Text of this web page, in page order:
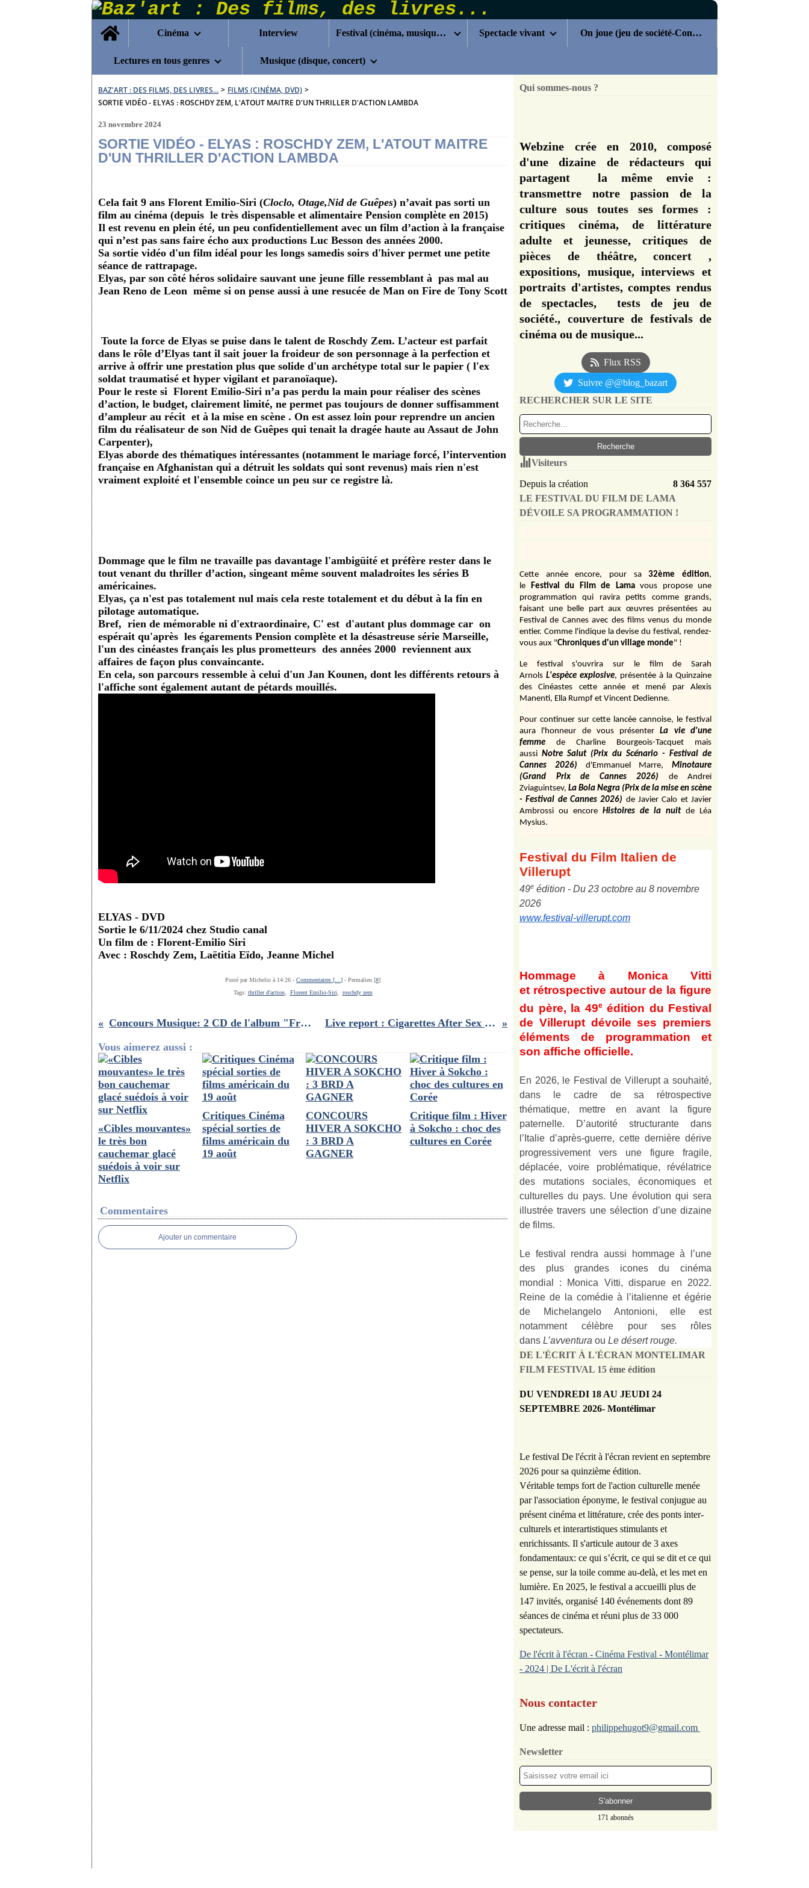
Home
Cinéma
Interview Festival (cinéma, musique...) Spectacle vivant On joue (jeu de société-Concours)
Lectures en tous genres Musique (disque, concert)
BAZ'ART : DES FILMS, DES LIVRES... > FILMS (CINÉMA, DVD) >
SORTIE VIDÉO - ELYAS : ROSCHDY ZEM, L'ATOUT MAITRE D'UN THRILLER D'ACTION LAMBDA
23 novembre 2024
SORTIE VIDÉO - ELYAS : ROSCHDY ZEM, L'ATOUT MAITRE
D'UN THRILLER D'ACTION LAMBDA
Cela fait 9 ans Florent Emilio-Siri (Cloclo, Otage,Nid de Guêpes) n’avait pas sorti un
film au cinéma (depuis le très dispensable et alimentaire Pension complète en 2015)
Il est revenu en plein été, un peu confidentiellement avec un film d’action à la française
qui n’est pas sans faire écho aux productions Luc Besson des années 2000.
Sa sortie vidéo d'un film idéal pour les longs samedis soirs d'hiver permet une petite
séance de rattrapage.
Elyas, par son côté héros solidaire sauvant une jeune fille ressemblant à pas mal au
Jean Reno de Leon même si on pense aussi à une resucée de Man on Fire de Tony Scott
Toute la force de Elyas se puise dans le talent de Roschdy Zem. L’acteur est parfait
dans le rôle d’Elyas tant il sait jouer la froideur de son personnage à la perfection et
arrive à offrir une prestation plus que solide d'un archétype total sur le papier ( l'ex
soldat traumatisé et hyper vigilant et paranoïaque).
Pour le reste si Florent Emilio-Siri n’a pas perdu la main pour réaliser des scènes
d’action, le budget, clairement limité, ne permet pas toujours de donner suffisamment
d’ampleur au récit et à la mise en scène . On est assez loin pour reprendre un ancien
film du réalisateur de son Nid de Guêpes qui tenait la dragée haute au Assaut de John
Carpenter),
Elyas aborde des thématiques intéressantes (notamment le mariage forcé, l’intervention
française en Afghanistan qui a détruit les soldats qui sont revenus) mais rien n'est
vraiment exploité et l'ensemble coince un peu sur ce registre là.
Dommage que le film ne travaille pas davantage l'ambigüité et préfère rester dans le
tout venant du thriller d’action, singeant même souvent maladroites les séries B
américaines.
Elyas, ça n'est pas totalement nul mais cela reste totalement et du début à la fin en
pilotage automatique.
Bref, rien de mémorable ni d'extraordinaire, C' est d'autant plus dommage car on
espérait qu'après les égarements Pension complète et la désastreuse série Marseille,
l'un des cinéastes français les plus prometteurs des années 2000 reviennent aux
affaires de façon plus convaincante.
En cela, son parcours ressemble à celui d'un Jan Kounen, dont les différents retours à
l'affiche sont également autant de pétards mouillés.
ELYAS - DVD
Sortie le 6/11/2024 chez Studio canal
Un film de : Florent-Emilio Siri
Avec : Roschdy Zem, Laëtitia Eïdo, Jeanne Michel
Posté par Michelio à 14:26 - Commentaires [ ] - Permalien [#]
Tags: thriller d'action, Florent Emilio-Siri roschdy zem
Concours Musique: 2 CD de l'album "French Manhattan" de L'Ambulancier à gagner
Live report : Cigarettes After Sex à Lyon, Halle Tony Garnier 17/11/2024
Vous aimerez aussi :
«Cibles mouvantes»
le très bon
cauchemar glacé
suédois à voir sur
Netflix
Critiques Cinéma
spécial sorties de
films américain du
19 août
CONCOURS
HIVER A SOKCHO
: 3 BRD A
GAGNER
Critique film : Hiver
à Sokcho : choc des
cultures en Corée
Commentaires
Ajouter un commentaire
Qui sommes-nous ?
Webzine crée en 2010, composé
d'une dizaine de rédacteurs qui
partagent la même envie :
transmettre notre passion de la
culture sous toutes ses formes :
critiques cinéma, de littérature
adulte et jeunesse, critiques de
pièces de théâtre, concert ,
expositions, musique, interviews et
portraits d'artistes, comptes rendus
de spectacles, tests de jeu de
société., couverture de festivals de
cinéma ou de musique...
Flux RSS
Suivre @@blog_bazart
RECHERCHER SUR LE SITE
Visiteurs
Depuis la création
8 364 557
LE FESTIVAL DU FILM DE LAMA
DÉVOILE SA PROGRAMMATION !
Cette année encore, pour sa 32ème édition,
le Festival du Film de Lama vous propose une
programmation qui ravira petits comme grands,
faisant une belle part aux œuvres présentées au
Festival de Cannes avec des films venus du monde
entier. Comme l'indique la devise du festival, rendez-
vous aux "Chroniques d'un village monde" !
Le festival s'ouvrira sur le film de Sarah
Arnols L'espèce explosive, présentée à la Quinzaine
des Cinéastes cette année et mené par Alexis
Manenti, Ella Rumpf et Vincent Dedienne.
Pour continuer sur cette lancée cannoise, le festival
aura l'honneur de vous présenter
La vie d'une
femme
de Charline Bourgeois-Tacquet
mais
aussi Notre Salut (Prix du Scénario - Festival de
Cannes 2026)
d'Emmanuel Marre,
Minotaure
(Grand Prix de Cannes 2026)
de Andreï
Zviaguintsev, La Bola Negra (Prix de la mise en scène
- Festival de Cannes 2026) de Javier Calo et Javier
Ambrossi ou encore Histoires de la nuit de Léa
Mysius.
Festival du Film Italien de
Villerupt
49e édition - Du 23 octobre au 8 novembre
2026
www.festival-villerupt.com
Hommage à Monica Vitti
et rétrospective autour de la figure
du père, la 49e édition du Festival
de Villerupt dévoile ses premiers
éléments de programmation et
son affiche officielle.
En 2026, le Festival de Villerupt a souhaité,
dans le cadre de sa rétrospective
thématique, mettre en avant la figure
paternelle. D’autorité structurante dans
l’Italie d’après-guerre, cette dernière dérive
progressivement vers une figure fragile,
déplacée, voire problématique, révélatrice
des mutations sociales, économiques et
culturelles du pays. Une évolution qui sera
illustrée travers une sélection d’une dizaine
de films.
Le festival rendra aussi hommage à l’une
des plus grandes icones du cinéma
mondial : Monica Vitti, disparue en 2022.
Reine de la comédie à l’italienne et égérie
de Michelangelo Antonioni, elle est
notamment célèbre pour ses rôles
dans L’avventura ou Le désert rouge.
DE L'ÉCRIT À L'ÉCRAN MONTELIMAR
FILM FESTIVAL 15 ème édition
DU VENDREDI 18 AU JEUDI 24
SEPTEMBRE 2026- Montélimar
Le festival De l'écrit à l'écran revient en septembre
2026 pour sa quinzième édition.
Véritable temps fort de l'action culturelle menée
par l'association éponyme, le festival conjugue au
présent cinéma et littérature, crée des ponts inter-
culturels et interartistiques stimulants et
enrichissants. Il s'articule autour de 3 axes
fondamentaux: ce qui s’écrit, ce qui se dit et ce qui
se pense, sur la toile comme au-delà, et les met en
lumière. En 2025, le festival a accueilli plus de
147 invités, organisé 140 événements dont 89
séances de cinéma et réuni plus de 33 000
spectateurs.
De l'écrit à l'écran - Cinéma Festival - Montélimar
- 2024 | De L'écrit à l'écran
Nous contacter
Une adresse mail : philippehugot9@gmail.com
Newsletter
171 abonnés